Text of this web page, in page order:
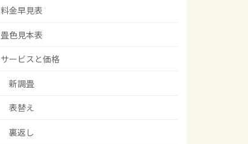
料金早見表
畳色見本表
サービスと価格
新調畳
表替え
裏返し